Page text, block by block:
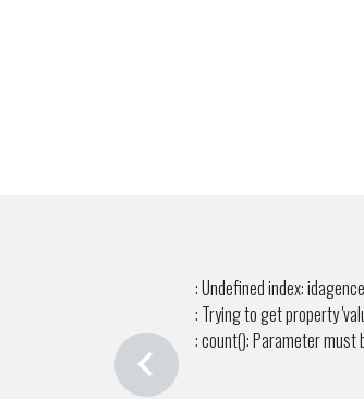
: Undefined index:
: Trying to get property
: count(): Parameter